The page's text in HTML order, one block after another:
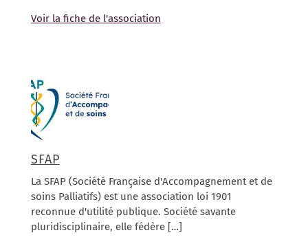
Voir la fiche de l'association
SFAP
La SFAP (Société Française d'Accompagnement et de
soins Palliatifs) est une association loi 1901
reconnue d'utilité publique. Société savante
pluridisciplinaire, elle fédère […]